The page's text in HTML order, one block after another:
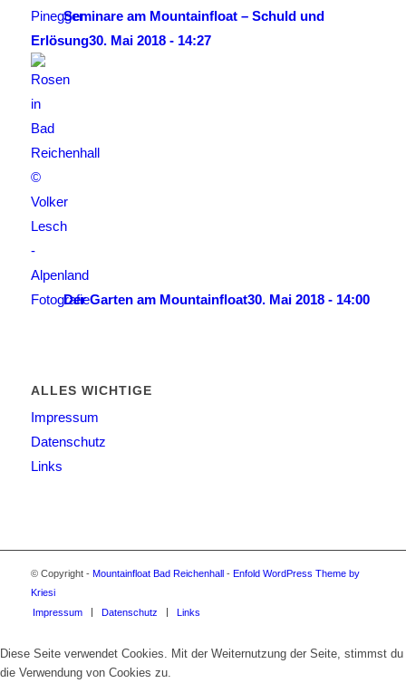
Seminare am Mountainfloat – Schuld und
Erlösung30. Mai 2018 - 14:27
Der Garten am Mountainfloat30. Mai 2018 - 14:00
ALLES WICHTIGE
Impressum
Datenschutz
Links
© Copyright - Mountainfloat Bad Reichenhall - Enfold WordPress Theme by
Kriesi
Impressum
Datenschutz Links
Diese Seite verwendet Cookies. Mit der Weiternutzung der Seite, stimmst du
die Verwendung von Cookies zu.